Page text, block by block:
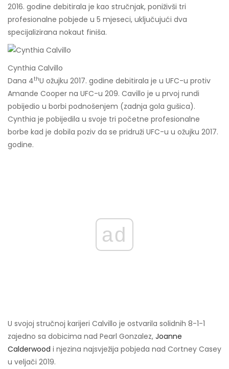
2016. godine debitirala je kao stručnjak, poniživši tri
profesionalne pobjede u 5 mjeseci, uključujući dva
specijalizirana nokaut finiša.
Cynthia Calvillo
Dana 4thU ožujku 2017. godine debitirala je u UFC-u protiv
Amande Cooper na UFC-u 209. Cavillo je u prvoj rundi
pobijedio u borbi podnošenjem (zadnja gola gušica).
Cynthia je pobijedila u svoje tri početne profesionalne
borbe kad je dobila poziv da se pridruži UFC-u u ožujku 2017.
godine.
ad
U svojoj stručnoj karijeri Calvillo je ostvarila solidnih 8-1-1
zajedno sa dobicima nad Pearl Gonzalez, Joanne
Calderwood i njezina najsvježija pobjeda nad Cortney Casey
u veljači 2019.